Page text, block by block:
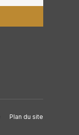
Plan du site